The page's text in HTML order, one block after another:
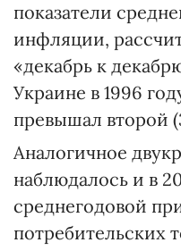
показатели
инфляции,
«декабрь к
Украине в 1996
превышал второй
Аналогичное
наблюдалось и в
среднегодовой
потребительских